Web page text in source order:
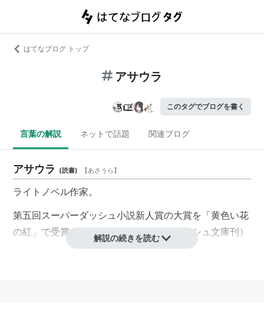
はてなブログ トップ
アサウラ
このタグでブログを書く
言葉の解説 ネットで話題 関連ブログ
アサウラ (読書) 【あさうら】
ライトノベル作家。
第五回スーパーダッシュ小説新人賞の大賞を「黄色い花
の紅」で受賞。同作（集英社スーパーダッシュ文庫刊）
にてデビュー。
解説の続きを読む